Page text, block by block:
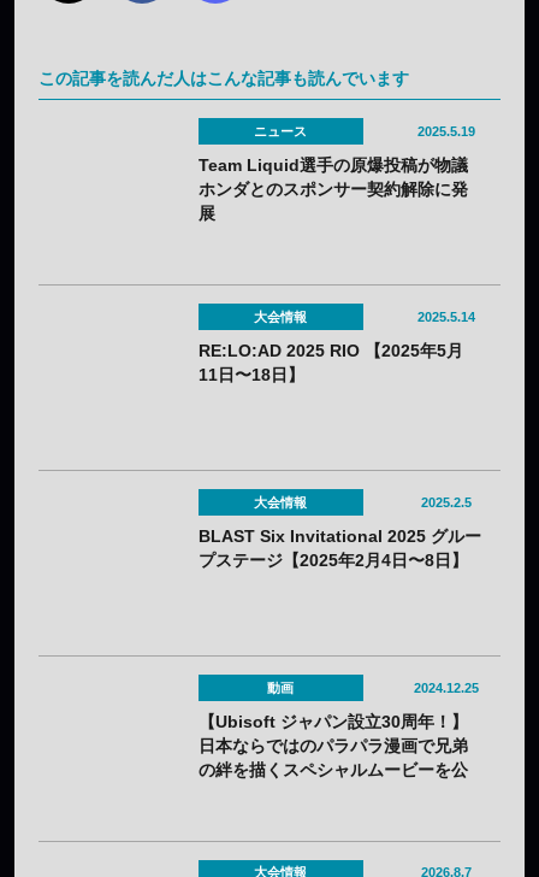
この記事を読んだ人はこんな記事も読んでいます
ニュース 2025.5.19
Team Liquid選手の原爆投稿が物議
ホンダとのスポンサー契約解除に発
展
大会情報 2025.5.14
RE:LO:AD 2025 RIO 【2025年5月
11日〜18日】
大会情報 2025.2.5
BLAST Six Invitational 2025 グルー
プステージ【2025年2月4日〜8日】
動画 2024.12.25
【Ubisoft ジャパン設立30周年！】
日本ならではのパラパラ漫画で兄弟
の絆を描くスペシャルムービーを公
大会情報 2026.8.7